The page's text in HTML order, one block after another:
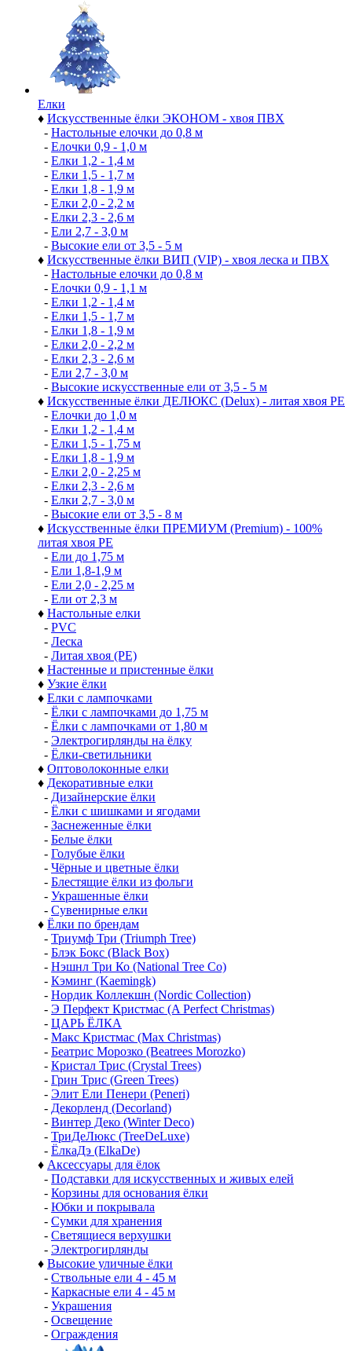
Елки
♦ Искусственные ёлки ЭКОНОМ - хвоя ПВХ
- Настольные елочки до 0,8 м
- Елочки 0,9 - 1,0 м
- Елки 1,2 - 1,4 м
- Елки 1,5 - 1,7 м
- Елки 1,8 - 1,9 м
- Елки 2,0 - 2,2 м
- Елки 2,3 - 2,6 м
- Ели 2,7 - 3,0 м
- Высокие ели от 3,5 - 5 м
♦ Искусственные ёлки ВИП (VIP) - хвоя леска и ПВХ
- Настольные елочки до 0,8 м
- Елочки 0,9 - 1,1 м
- Елки 1,2 - 1,4 м
- Елки 1,5 - 1,7 м
- Елки 1,8 - 1,9 м
- Елки 2,0 - 2,2 м
- Елки 2,3 - 2,6 м
- Ели 2,7 - 3,0 м
- Высокие искусственные ели от 3,5 - 5 м
♦ Искусственные ёлки ДЕЛЮКС (Delux) - литая хвоя РЕ
- Елочки до 1,0 м
- Елки 1,2 - 1,4 м
- Елки 1,5 - 1,75 м
- Елки 1,8 - 1,9 м
- Елки 2,0 - 2,25 м
- Елки 2,3 - 2,6 м
- Елки 2,7 - 3,0 м
- Высокие ели от 3,5 - 8 м
♦ Искусственные ёлки ПРЕМИУМ (Premium) - 100%
литая хвоя РЕ
- Ели до 1,75 м
- Ели 1,8-1,9 м
- Ели 2,0 - 2,25 м
- Ели от 2,3 м
♦ Настольные елки
- PVC
- Леска
- Литая хвоя (РЕ)
♦ Настенные и пристенные ёлки
♦ Узкие ёлки
♦ Елки с лампочками
- Ёлки с лампочками до 1,75 м
- Ёлки с лампочками от 1,80 м
- Электрогирлянды на ёлку
- Ёлки-светильники
♦ Оптоволоконные елки
♦ Декоративные елки
- Дизайнерские ёлки
- Ёлки с шишками и ягодами
- Заснеженные ёлки
- Белые ёлки
- Голубые ёлки
- Чёрные и цветные ёлки
- Блестящие ёлки из фольги
- Украшенные ёлки
- Сувенирные елки
♦ Ёлки по брендам
- Триумф Три (Triumph Tree)
- Блэк Бокс (Black Box)
- Нэшнл Три Ко (National Tree Co)
- Кэминг (Kaemingk)
- Нордик Коллекшн (Nordic Collection)
- Э Перфект Кристмас (A Perfect Christmas)
- ЦАРЬ ЁЛКА
- Макс Кристмас (Max Christmas)
- Беатрис Морозко (Beatrees Morozko)
- Кристал Трис (Crystal Trees)
- Грин Трис (Green Trees)
- Элит Ели Пенери (Peneri)
- Декорленд (Decorland)
- Винтер Деко (Winter Deco)
- ТриДеЛюкс (TreeDeLuxe)
- ЁлкаДэ (ElkaDe)
♦ Аксессуары для ёлок
- Подставки для искусственных и живых елей
- Корзины для основания ёлки
- Юбки и покрывала
- Сумки для хранения
- Светящиеся верхушки
- Электрогирлянды
♦ Высокие уличные ёлки
- Ствольные ели 4 - 45 м
- Каркасные ели 4 - 45 м
- Украшения
- Освещение
- Ограждения